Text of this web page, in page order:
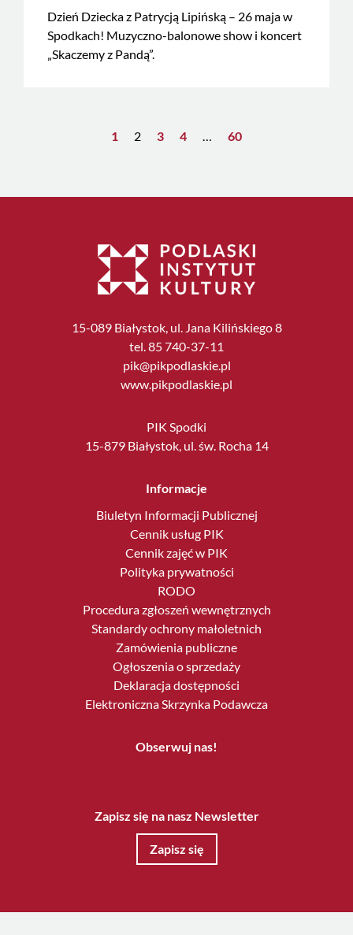
Dzień Dziecka z Patrycją Lipińską – 26 maja w
Spodkach! Muzyczno-balonowe show i koncert
„Skaczemy z Pandą”.
1 2 3 4 … 60
15-089 Białystok, ul. Jana Kilińskiego 8
tel. 85 740-37-11
pik@pikpodlaskie.pl
www.pikpodlaskie.pl
PIK Spodki
15-879 Białystok, ul. św. Rocha 14
Informacje
Biuletyn Informacji Publicznej
Cennik usług PIK
Cennik zajęć w PIK
Polityka prywatności
RODO
Procedura zgłoszeń wewnętrznych
Standardy ochrony małoletnich
Zamówienia publiczne
Ogłoszenia o sprzedaży
Deklaracja dostępności
Elektroniczna Skrzynka Podawcza
Obserwuj nas!
Zapisz się na nasz Newsletter
Zapisz się